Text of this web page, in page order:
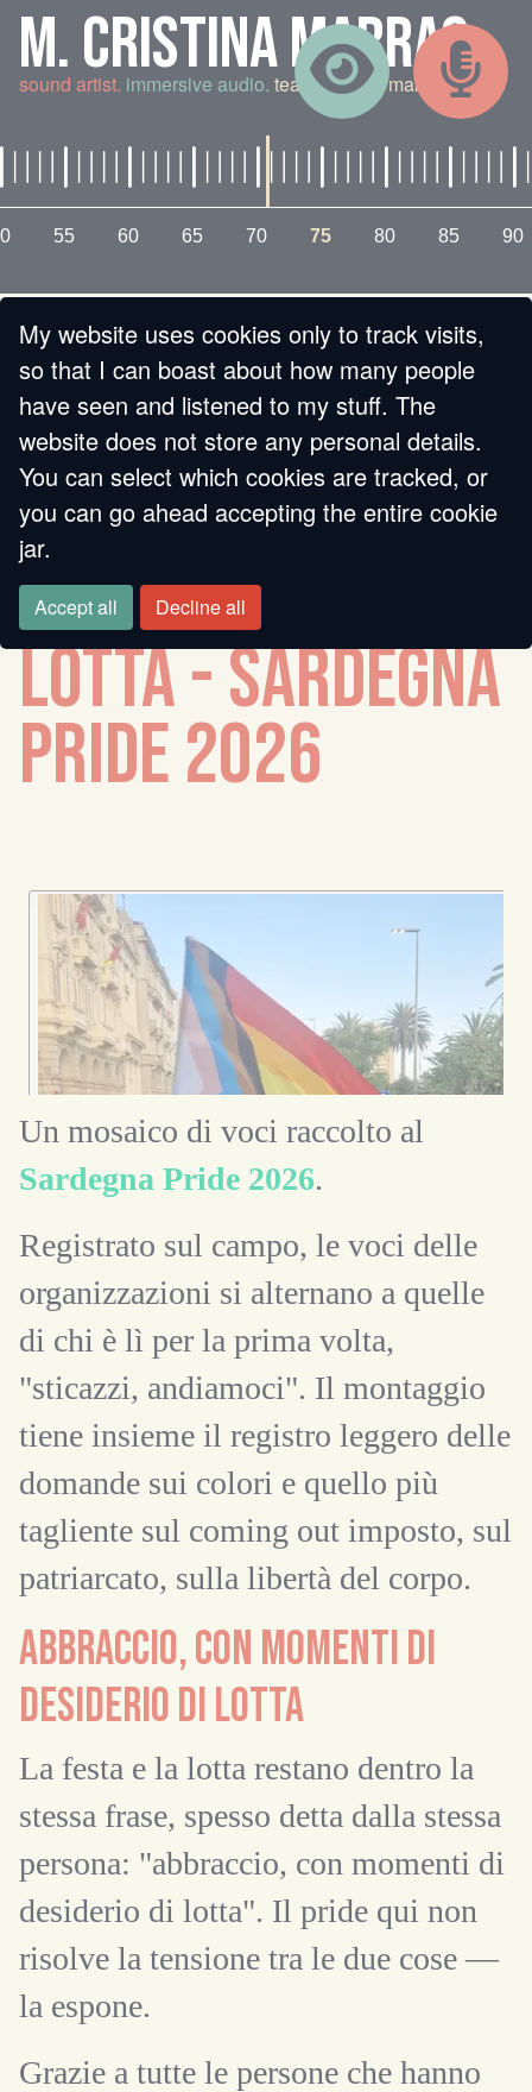
M. CRISTINA MARRAS
sound artist. immersive audio. teaching and making.
55 60 65 70 75 80 85 90
« BACK
ABBRACCIO, CON
MOMENTI DI
DESIDERIO DI
LOTTA - SARDEGNA
PRIDE 2026
Un mosaico di voci raccolto al
Sardegna Pride 2026.
Registrato sul campo, le voci delle
organizzazioni si alternano a quelle
di chi è lì per la prima volta,
"sticazzi, andiamoci". Il montaggio
tiene insieme il registro leggero delle
domande sui colori e quello più
tagliente sul coming out imposto, sul
patriarcato, sulla libertà del corpo.
ABBRACCIO, CON MOMENTI DI
DESIDERIO DI LOTTA
La festa e la lotta restano dentro la
stessa frase, spesso detta dalla stessa
persona: "abbraccio, con momenti di
desiderio di lotta". Il pride qui non
risolve la tensione tra le due cose —
la espone.
Grazie a tutte le persone che hanno
My website uses cookies only to track visits,
so that I can boast about how many people
have seen and listened to my stuff. The
website does not store any personal details.
You can select which cookies are tracked, or
you can go ahead accepting the entire cookie
jar.
Accept all Decline all